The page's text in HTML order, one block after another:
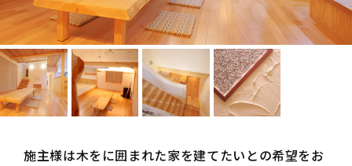
施主様は木をに囲まれた家を建てたいとの希望をお